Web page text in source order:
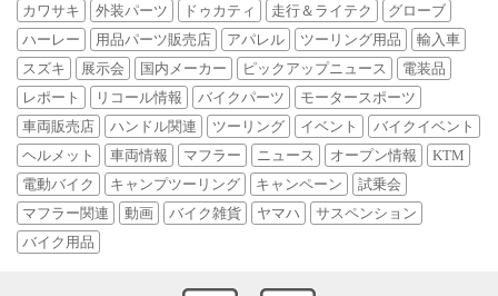
カワサキ
外装パーツ ドゥカティ 走行＆ライテク
グローブ
ハーレー
用品パーツ販売店 アパレル ツーリング用品
輸入車
スズキ
展示会 国内メーカー ピックアップニュース
電装品
レポート
リコール情報 バイクパーツ
モータースポーツ
車両販売店
ハンドル関連 ツーリング イベント
バイクイベント
ヘルメット
車両情報 マフラー ニュース オープン情報
KTM
電動バイク
キャンプツーリング キャンペーン
試乗会
マフラー関連
動画 バイク雑貨 ヤマハ
サスペンション
バイク用品